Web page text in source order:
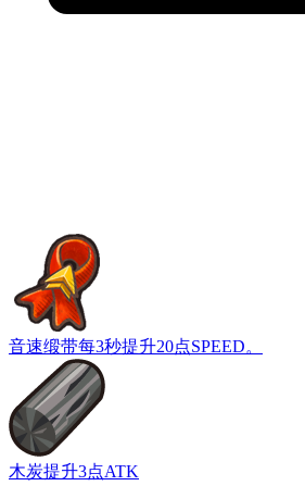
音速缎带每3秒提升20点SPEED。
木炭提升3点ATK